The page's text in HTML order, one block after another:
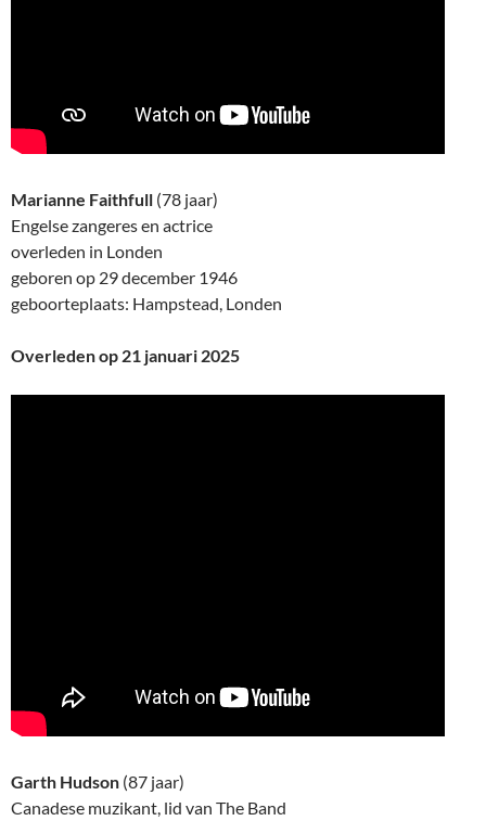
Marianne Faithfull (78 jaar)
Engelse zangeres en actrice
overleden in Londen
geboren op 29 december 1946
geboorteplaats: Hampstead, Londen
Overleden op 21 januari 2025
Garth Hudson (87 jaar)
Canadese muzikant, lid van The Band